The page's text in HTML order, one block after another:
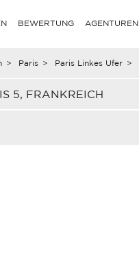
BEWERTUNG AGENTUREN
> Paris > Paris Linkes Ufer >
5, FRANKREICH